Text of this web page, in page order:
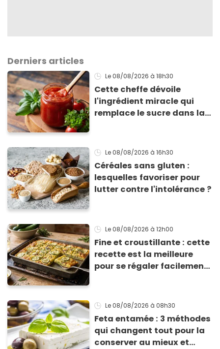
Derniers articles
Le 08/08/2026 à 18h30
Cette cheffe dévoile
l'ingrédient miracle qui
remplace le sucre dans la
Le 08/08/2026 à 16h30
Céréales sans gluten :
lesquelles favoriser pour
lutter contre l'intolérance ?
Le 08/08/2026 à 12h00
Fine et croustillante : cette
recette est la meilleure
pour se régaler facilement
Le 08/08/2026 à 08h30
Feta entamée : 3 méthodes
qui changent tout pour la
conserver au mieux et